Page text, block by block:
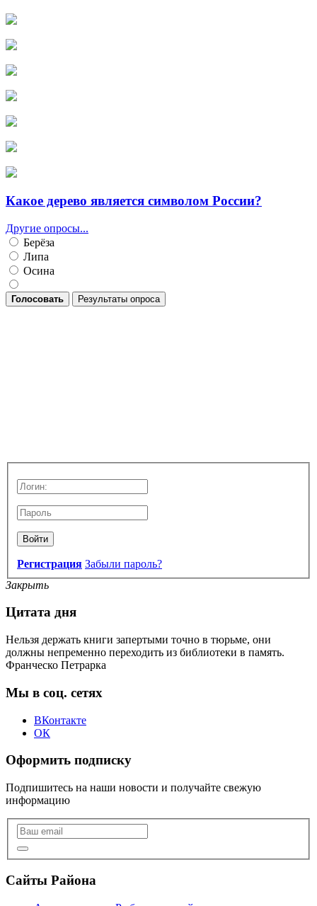
Какое дерево является символом России?
Другие опросы...
Берёза
Липа
Осина
Голосовать Результаты опроса
Войти
Регистрация Забыли пароль?
Закрыть
Цитата дня
Нельзя держать книги запертыми точно в тюрьме, они
должны непременно переходить из библиотеки в память.
Франческо Петрарка
Мы в соц. сетях
ВКонтакте
ОК
Оформить подписку
Подпишитесь на наши новости и получайте свежую
информацию
Сайты Района